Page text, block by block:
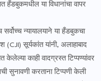
हँडबुकमधील या विधानांचा वापर
न्यायालयाने या हँडबुकचा
(CJI) सूर्यकांत यांनी, अलाहाबाद
काही वादग्रस्त टिप्पण्यांवर
करताना टिप्पणी केली